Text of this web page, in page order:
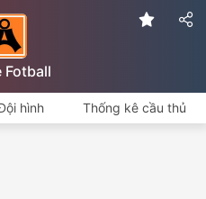
Fotball
hình Thống kê cầu thủ